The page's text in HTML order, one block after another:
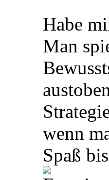
Habe
Man
wenn
Spaß